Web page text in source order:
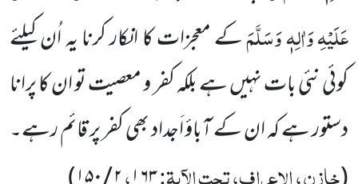
عَلَیْہِ وَاٰلِہٖ وَسَلَّمَکے معجزات کا انکار کرنا یہ اُن کیلئے
کوئی نئی بات نہیں ہے بلکہ کفر و معصیت تو ان کا پرانا
دستور ہے کہ ان کے آباؤ اَجداد بھی کفر پر قائم رہے۔